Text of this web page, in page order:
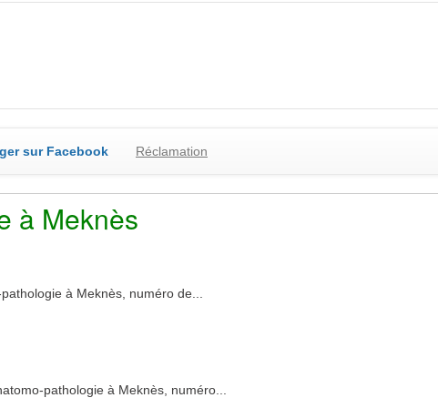
sur Facebook Réclamation
à Meknès
à Meknès, numéro de...
pathologie à Meknès, numéro...